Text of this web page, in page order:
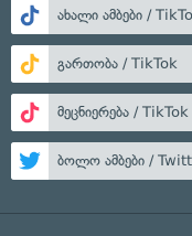
ახალი ამბები /
გართობა / TikTok
მეცნიერება / TikTok
ბოლო ამბები /